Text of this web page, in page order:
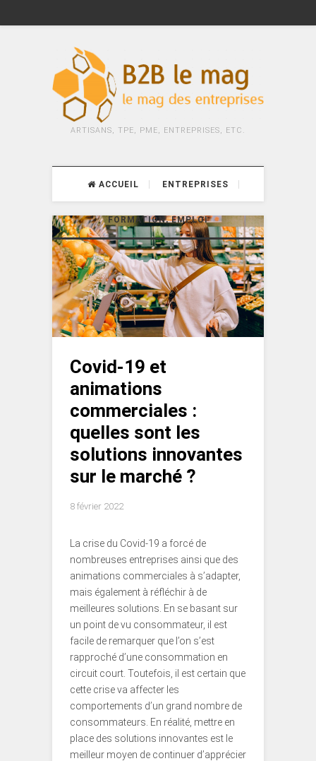
ARTISANS, TPE, PME, ENTREPRISES, ETC.
ACCUEIL ENTREPRISES
FORMATION, EMPLOI
Covid-19 et
animations
commerciales :
quelles sont les
solutions innovantes
sur le marché ?
8 février 2022
La crise du Covid-19 a forcé de
nombreuses entreprises ainsi que des
animations commerciales à s’adapter,
mais également à réfléchir à de
meilleures solutions. En se basant sur
un point de vu consommateur, il est
facile de remarquer que l’on s’est
rapproché d’une consommation en
circuit court. Toutefois, il est certain que
cette crise va affecter les
comportements d’un grand nombre de
consommateurs. En réalité, mettre en
place des solutions innovantes est le
meilleur moyen de continuer d’apprécier